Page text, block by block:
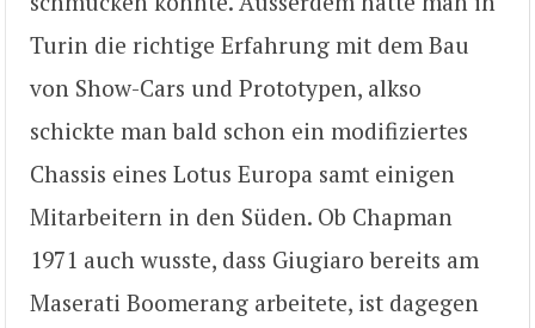
Turin die richtige Erfahrung mit dem Bau
von Show-Cars und Prototypen, alkso
schickte man bald schon ein modifiziertes
Chassis eines Lotus Europa samt einigen
Mitarbeitern in den Süden. Ob Chapman
1971 auch wusste, dass Giugiaro bereits am
Maserati Boomerang arbeitete, ist dagegen